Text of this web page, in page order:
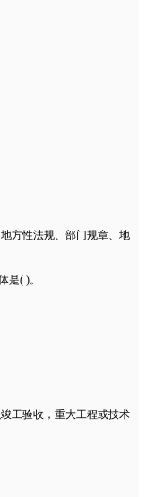
方性法规、部门规章、地
是( )。
工验收，重大工程或技术